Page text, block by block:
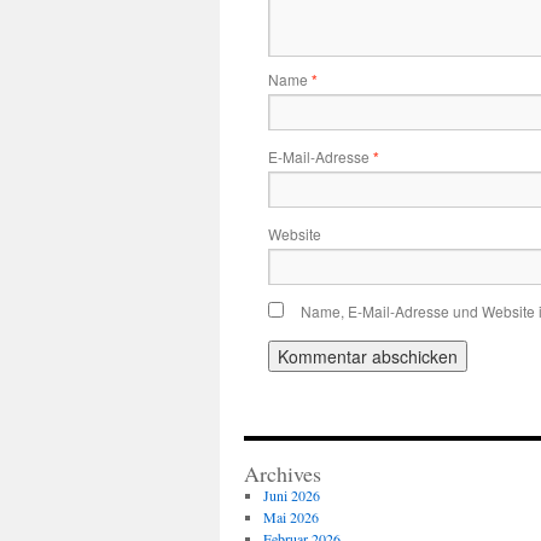
Name *
E-Mail-Adresse *
Website
Name, E-Mail-Adresse und
Archives
Juni 2026
Mai 2026